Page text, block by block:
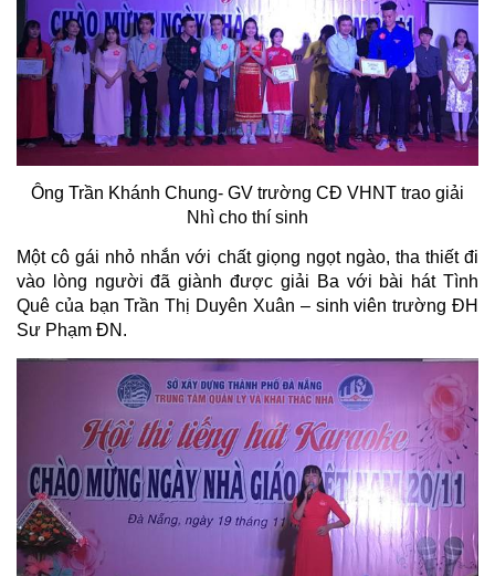
Ông Trần Khánh Chung- GV trường CĐ VHNT trao giải
Nhì cho thí sinh
Một cô gái nhỏ nhắn với chất giọng ngọt ngào, tha thiết đi
vào lòng người đã giành được giải Ba với bài hát Tình
Quê của bạn Trần Thị Duyên Xuân – sinh viên trường ĐH
Sư Phạm ĐN.